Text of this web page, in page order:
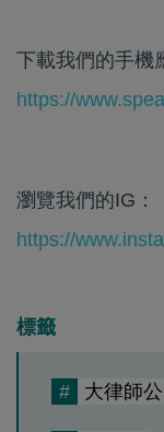
下載我們的手機
https://
瀏覽我們的IG：
https://
標籤
# 大律師